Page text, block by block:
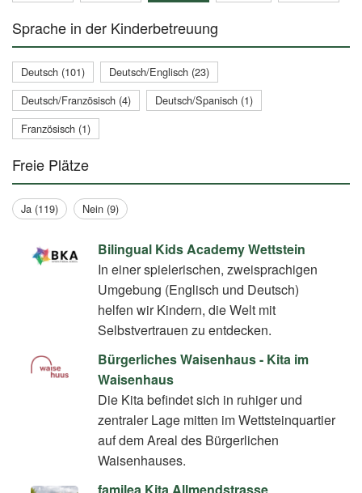
Bilingual Kids Academy Wettstein
In einer spielerischen, zweisprachigen
Umgebung (Englisch und Deutsch)
helfen wir Kindern, die Welt mit
Selbstvertrauen zu entdecken.
Bürgerliches Waisenhaus - Kita im
Waisenhaus
Die Kita befindet sich in ruhiger und
zentraler Lage mitten im Wettsteinquartier
auf dem Areal des Bürgerlichen
Waisenhauses.
Sprache in der Kinderbetreuung
Deutsch (101)
Deutsch/Englisch (23)
Deutsch/Französisch (4)
Deutsch/Spanisch (1)
Französisch (1)
Freie Plätze
Ja (119) Nein (9)